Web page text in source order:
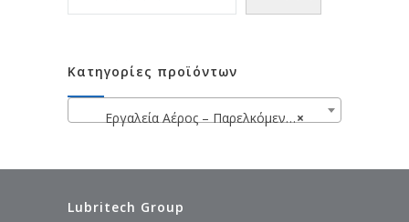
Κατηγορίες προϊόντων
×
Εργαλεία Αέρος – Παρελκόμενα Αέρος
Lubritech Group